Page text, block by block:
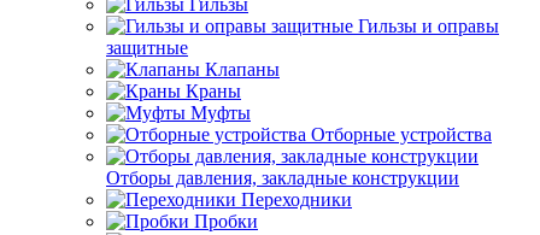
Гильзы
Гильзы и оправы
защитные
Клапаны
Краны
Муфты
Отборные устройства
Отборы давления, закладные конструкции
Переходники
Пробки